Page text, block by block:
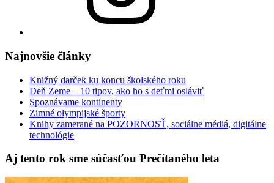
Najnovšie články
Knižný darček ku koncu školského roku
Deň Zeme – 10 tipov, ako ho s deťmi osláviť
Spoznávame kontinenty
Zimné olympijské športy
Knihy zamerané na POZORNOSŤ, sociálne médiá, digitálne
technológie
Aj tento rok sme súčasťou Prečítaného leta